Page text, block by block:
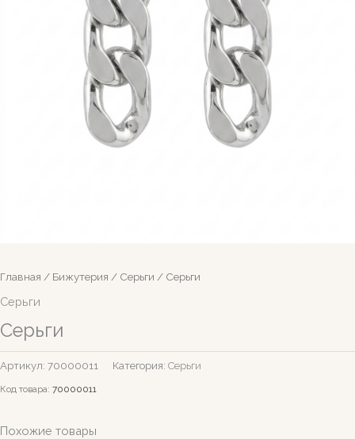
Главная / Бижутерия / Серьги / Серьги
Серьги
Серьги
Артикул: 70000011 Категория: Серьги
Код товара: 70000011
Похожие товары